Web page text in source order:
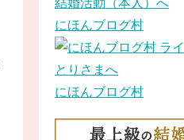
にほんブログ村
にほんブログ村